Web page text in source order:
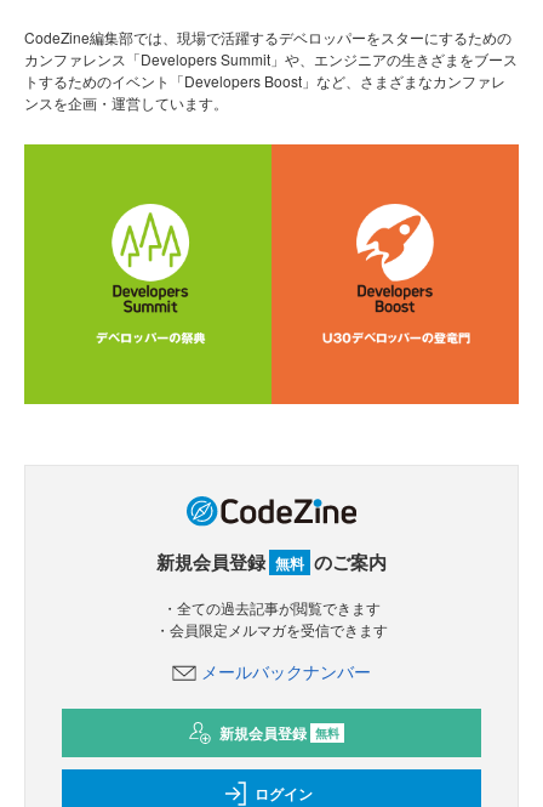
CodeZine編集部では、現場で活躍するデベロッパーをスターにするための
カンファレンス「Developers Summit」や、エンジニアの生きざまをブース
トするためのイベント「Developers Boost」など、さまざまなカンファレ
ンスを企画・運営しています。
新規会員登録 無料 のご案内
・全ての過去記事が閲覧できます
・会員限定メルマガを受信できます
メールバックナンバー
新規会員登録 無料
ログイン